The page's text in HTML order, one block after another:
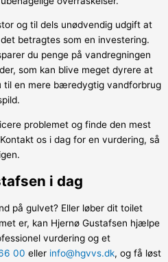
og til dels unødvendig udgift at
betragtes som en investering.
du penge på vandregningen
som kan blive meget dyrere at
til en mere bæredygtig vandforbrug
problemet og finde den mest
os i dag for en vurdering, så
i dag
på gulvet? Eller løber dit toilet
er, kan Hjernø Gustafsen hjælpe
vurdering og et
00 eller info@hgvvs.dk, og få løst